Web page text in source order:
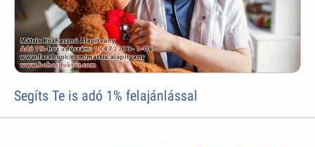
Segíts Te is adó 1% felajánlással